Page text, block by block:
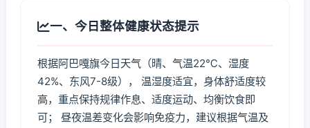
一、今日整体健康状态提示
根据阿巴嘎旗今日天气（晴、气温22℃、湿度
42%、东风7-8级）， 温湿度适宜，身体舒适度较
高，重点保持规律作息、适度运动、均衡饮食即
可； 昼夜温差变化会影响免疫力，建议根据气温及